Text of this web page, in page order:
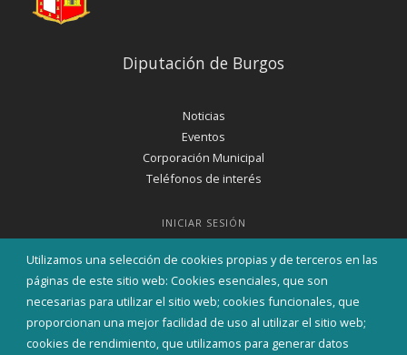
Utilizamos una selección de cookies propias y de terceros en las
páginas de este sitio web: Cookies esenciales, que son
necesarias para utilizar el sitio web; cookies funcionales, que
proporcionan una mejor facilidad de uso al utilizar el sitio web;
cookies de rendimiento, que utilizamos para generar datos
Diputación de Burgos
Noticias
Eventos
Corporación Municipal
Teléfonos de interés
INICIAR SESIÓN